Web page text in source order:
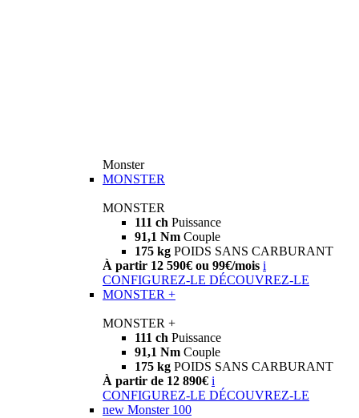
Monster
MONSTER
MONSTER
111 ch Puissance
91,1 Nm Couple
175 kg POIDS SANS CARBURANT
À partir 12 590€ ou 99€/mois i
CONFIGUREZ-LE DÉCOUVREZ-LE
MONSTER +
MONSTER +
111 ch Puissance
91,1 Nm Couple
175 kg POIDS SANS CARBURANT
À partir de 12 890€ i
CONFIGUREZ-LE DÉCOUVREZ-LE
new Monster 100